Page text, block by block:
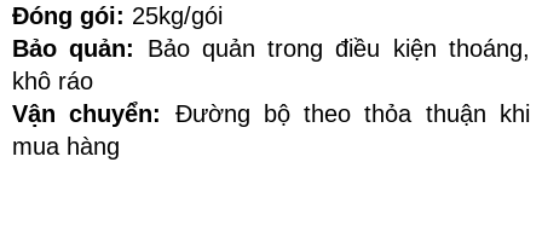
Đóng gói: 25kg/gói
Bảo quản: Bảo quản trong điều kiện thoáng,
khô ráo
Vận chuyển:
Đường bộ theo thỏa thuận khi
mua hàng